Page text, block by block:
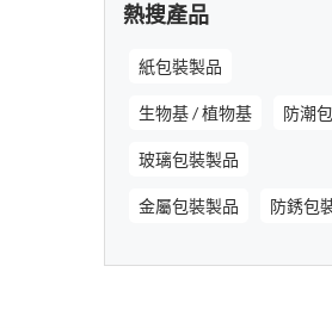
熱搜產品
紙包裝製品
生物基 / 植物基 防潮
玻璃包裝製品
金屬包裝製品 防銹包